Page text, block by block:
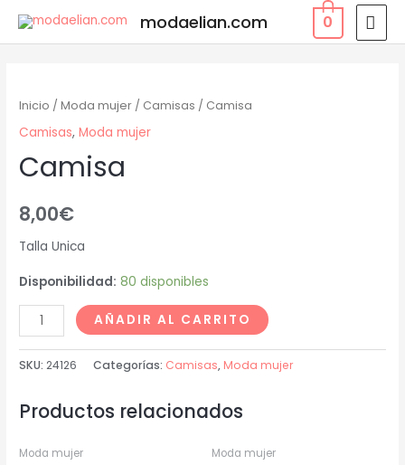
modaelian.com 0
Inicio /Moda mujer / Camisas / Camisa
Camisas,Moda mujer
Camisa
8,00€
Talla Unica
Disponibilidad: 80 disponibles
AÑADIR AL CARRITO
SKU:24126 Categorías: Camisas, Moda mujer
Productos relacionados
Moda mujer Moda mujer